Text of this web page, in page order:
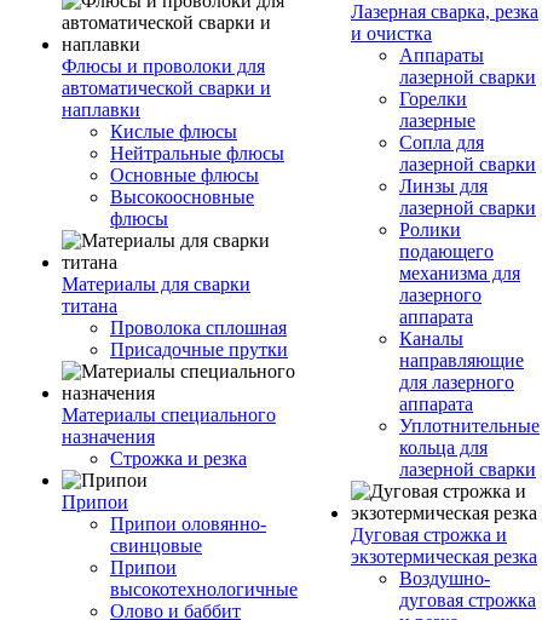
Флюсы и проволоки для
автоматической сварки и
наплавки
Кислые флюсы
Нейтральные флюсы
Основные флюсы
Высокоосновные
флюсы
Материалы для сварки
титана
Проволока сплошная
Присадочные прутки
Материалы специального
назначения
Строжка и резка
Припои
Припои оловянно-
свинцовые
Припои
высокотехнологичные
Олово и баббит
Лазерная сварка, резка
и очистка
Аппараты
лазерной сварки
Горелки
лазерные
Сопла для
лазерной сварки
Линзы для
лазерной сварки
Ролики
подающего
механизма для
лазерного
аппарата
Каналы
направляющие
для лазерного
аппарата
Уплотнительные
кольца для
лазерной сварки
Дуговая строжка и
экзотермическая резка
Воздушно-
дуговая строжка